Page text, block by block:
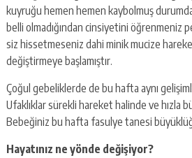
kuyruğu hemen hemen kaybolmuş
belli olmadığından cinsiyetini öğrenmeniz
siz hissetmeseniz dahi minik mucize
değiştirmeye başlamıştır.
Çoğul gebeliklerde de bu hafta aynı
Ufaklıklar sürekli hareket halinde ve hızla
Bebeğiniz bu hafta fasulye tanesi
Hayatınız ne yönde değişiyor?